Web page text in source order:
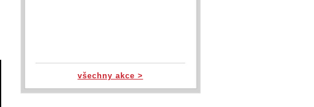
všechny akce >